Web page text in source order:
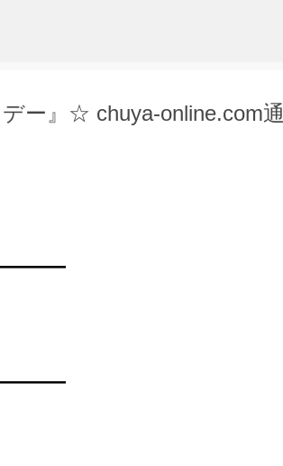
ー』☆ chuya-online.com通